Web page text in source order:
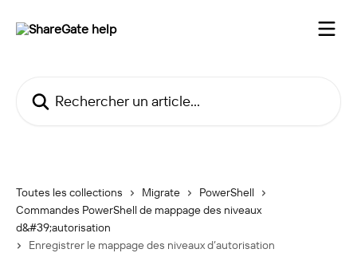
Toutes les collections Migrate
PowerShell
Commandes PowerShell de mappage des niveaux
d&#39;autorisation
Enregistrer le mappage des niveaux d’autorisation